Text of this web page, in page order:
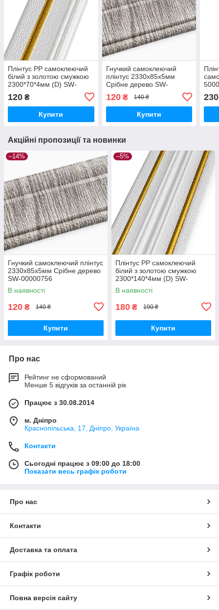
Плінтус РР самоклеючий
білий з золотою смужкою
2300*70*4мм (D) SW-
120 ₴
Купити
Гнучкий самоклеючий
плінтус 2330х85х5мм
Срібне дерево SW-
120₴ 140 ₴
Купити
230
Акційні пропозиції та новинки
–14%
Гнучкий самоклеючий плінтус
2330х85х5мм Срібне дерево
SW-00000756
В наявності
120 ₴ 140 ₴
Купити
–5%
Плінтус РР самоклеючий
білий з золотою смужкою
2300*140*4мм (D) SW-
00001812
В наявності
180 ₴ 190 ₴
Купити
Про нас
Рейтинг не сформований
Менше 5 відгуків за останній рік
Працює з 30.08.2014
м. Дніпро
Краснопільська, 17, Дніпро, Україна
Контакти
Сьогодні працює з 09:00 до 18:00
Показати весь графік роботи
Про нас
Контакти
Доставка та оплата
Графік роботи
Повна версія сайту